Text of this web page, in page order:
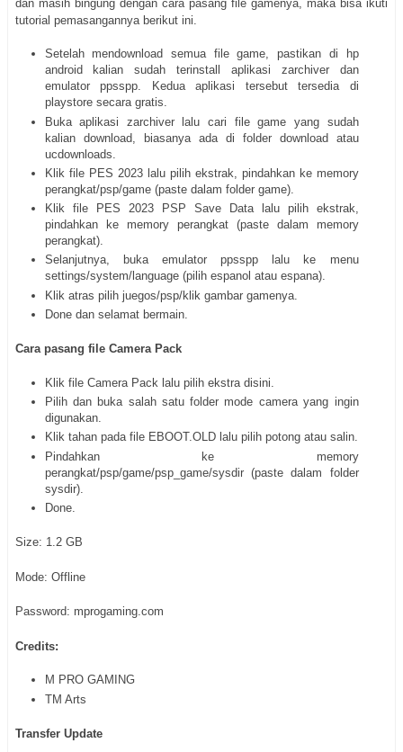
dan masih bingung dengan cara pasang file gamenya, maka bisa ikuti
tutorial pemasangannya berikut ini.
Setelah mendownload semua file game, pastikan di hp
android kalian sudah terinstall aplikasi zarchiver dan
emulator ppsspp. Kedua aplikasi tersebut tersedia di
playstore secara gratis.
Buka aplikasi zarchiver lalu cari file game yang sudah
kalian download, biasanya ada di folder download atau
ucdownloads.
Klik file PES 2023 lalu pilih ekstrak, pindahkan ke memory
perangkat/psp/game (paste dalam folder game).
Klik file PES 2023 PSP Save Data lalu pilih ekstrak,
pindahkan ke memory perangkat (paste dalam memory
perangkat).
Selanjutnya, buka emulator ppsspp lalu ke menu
settings/system/language (pilih espanol atau espana).
Klik atras pilih juegos/psp/klik gambar gamenya.
Done dan selamat bermain.
Cara pasang file Camera Pack
Klik file Camera Pack lalu pilih ekstra disini.
Pilih dan buka salah satu folder mode camera yang ingin
digunakan.
Klik tahan pada file EBOOT.OLD lalu pilih potong atau salin.
Pindahkan ke memory
perangkat/psp/game/psp_game/sysdir (paste dalam folder
sysdir).
Done.
Size: 1.2 GB
Mode: Offline
Password: mprogaming.com
Credits:
M PRO GAMING
TM Arts
Transfer Update